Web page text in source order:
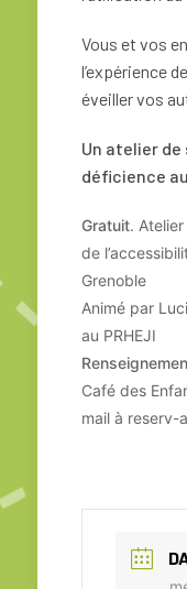
Vous et vos
l’expérience
éveiller vos
Un atelier
déficience
Gratuit.
de
Grenoble
Animé par
au PRHEJI
Café des
mail à reserv-